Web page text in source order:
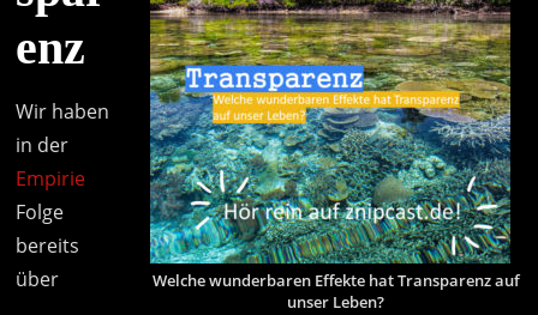
Welche wunderbaren Effekte hat Transparenz auf
unser Leben?
enz
Wir haben
in der
Empirie
Folge
bereits
über